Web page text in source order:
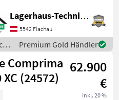
Zeit für die
und eventuell
für Sie zu
Lagerhaus-Technik Flachau
5542 Flachau
/
Premium Gold Händler
Comprima
XC (24572)
62.900
€
inkl. 20 %